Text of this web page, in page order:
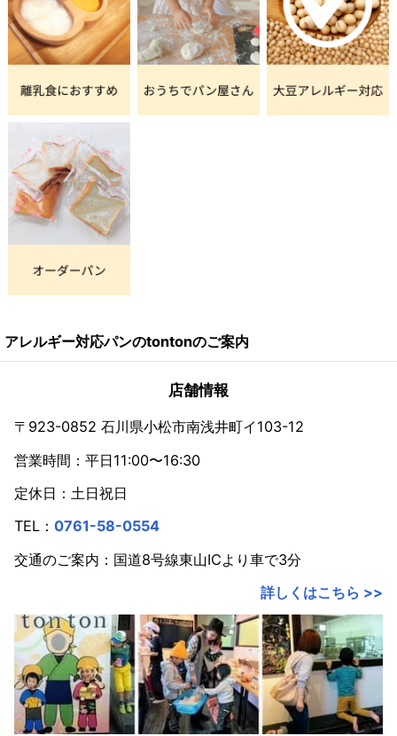
アレルギー対応パンのtontonのご案内
店舗情報
〒923-0852 石川県小松市南浅井町イ103-12
営業時間：平日11:00〜16:30
定休日：土日祝日
TEL： 0761-58-0554
交通のご案内：国道8号線東山ICより車で3分
詳しくはこちら >>